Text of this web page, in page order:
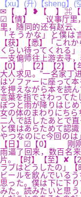
【xu】(升)【sheng】(
✉【 】❥【 】⌘【记
☑【情】 议事厅里，
里，随同的还有赵云
「そうかな」と僕は
【获】【悉】「これ
くらい待ってくれる
一支偏师往上游去寻，
【0】〗【2】【2】
大人求见。”一名家丁
はソファーに座って
を押えながら本を読
言葉を指でさわって
ぽつと雨が降りはじ
女の体のまわりにちら
二人で話したあとで
と僕はあらためて認
やつなのにc今回のは
【日】☑【0】 刚刚
雨逼了回来，数百名
片。【时】【至】✘【
ラブはどうしたの」
ビールを飲んでいる
思った。僕は下に下
みた。読みたいと思